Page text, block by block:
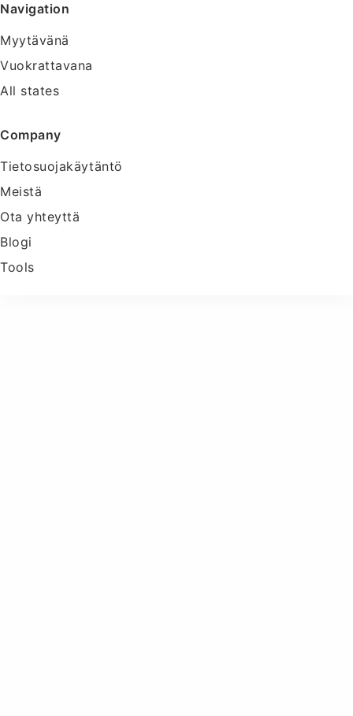
Navigation
Myytävänä
Vuokrattavana
All states
Company
Tietosuojakäytäntö
Meistä
Ota yhteyttä
Blogi
Tools